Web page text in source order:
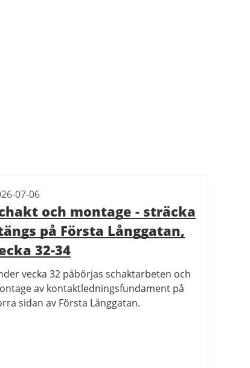
och montage - sträcka
på Första Långgatan,
32-34
07-06
vecka 32 påbörjas schaktarbeten och
av kontaktledningsfundament på
sidan av Första Långgatan.